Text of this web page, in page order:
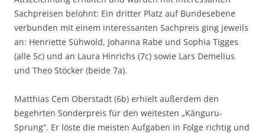
Sachpreisen belohnt: Ein dritter Platz auf Bundesebene
verbunden mit einem interessanten Sachpreis ging jeweils
an: Henriette Sühwold, Johanna Rabe und Sophia Tigges
(alle 5c) und an Laura Hinrichs (7c) sowie Lars Demelius
und Theo Stöcker (beide 7a).
Matthias Cem Oberstadt (6b) erhielt außerdem den
begehrten Sonderpreis für den weitesten „Känguru-
Sprung“. Er löste die meisten Aufgaben in Folge richtig und